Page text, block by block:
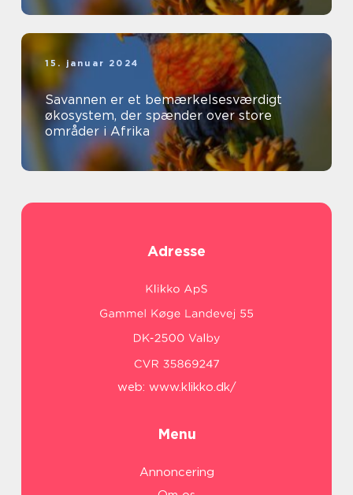
15. januar 2024
Savannen er et bemærkelsesværdigt
økosystem, der spænder over store
områder i Afrika
Adresse
web: www.klikko.dk/
Menu
Annoncering